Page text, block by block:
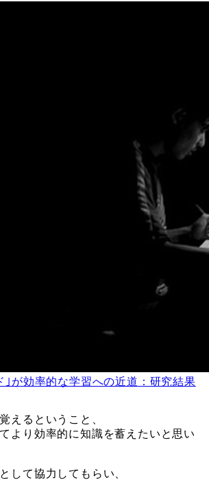
｣が効率的な学習への近道：研究結果
えるということ、
より効率的に知識を蓄えたいと思い
して協力してもらい、